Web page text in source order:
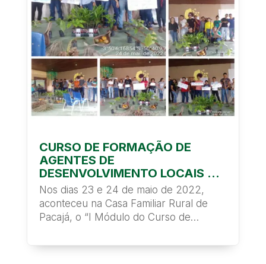
CURSO DE FORMAÇÃO DE
AGENTES DE
DESENVOLVIMENTO LOCAIS NA
CASA FAMILIAR RURAL (CFR)
DE PACAJÁ
Nos dias 23 e 24 de maio de 2022,
aconteceu na Casa Familiar Rural de
Pacajá, o “I Módulo do Curso de